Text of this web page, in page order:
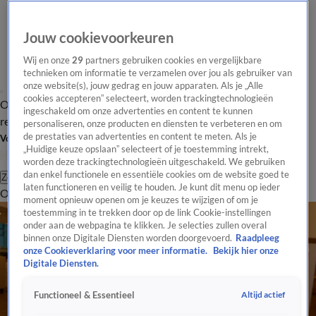
Overzicht Laatste nieuws Regionieuws Het beste van Hart
Tip de
redactie
Volg Hart van Nederland
Zoeken
OverzichtRegioUitzendingenWeerTip de redactiePanelVideo's
Jouw cookievoorkeuren
Wij en onze29 partners gebruiken cookies en vergelijkbare
technieken om informatie te verzamelen over jou als gebruiker van
onze website(s), jouw gedrag en jouw apparaten. Als je „Alle
cookies accepteren” selecteert, worden trackingtechnologieën
ingeschakeld om onze advertenties en content te kunnen
personaliseren, onze producten en diensten te verbeteren en om
de prestaties van advertenties en content te meten. Als je
„Huidige keuze opslaan” selecteert of je toestemming intrekt,
worden deze trackingtechnologieën uitgeschakeld. We gebruiken
dan enkel functionele en essentiële cookies om de website goed te
laten functioneren en veilig te houden. Je kunt dit menu op ieder
moment opnieuw openen om je keuzes te wijzigen of om je
toestemming in te trekken door op de link Cookie-instellingen
onder aan de webpagina te klikken. Je selecties zullen overal
binnen onze Digitale Diensten worden doorgevoerd. Raadpleeg
onze Cookieverklaring voor meer informatie.
Bekijk hier onze
Digitale Diensten.
Functioneel & Essentieel Altijd actief